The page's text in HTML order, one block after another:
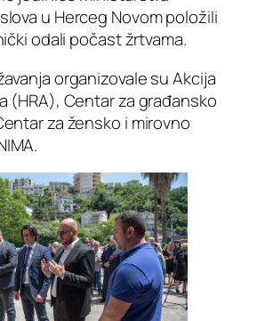
u Herceg Novom položili
odali počast žrtvama.
organizovale su Akcija
(HRA), Centar za građansko
za žensko i mirovno